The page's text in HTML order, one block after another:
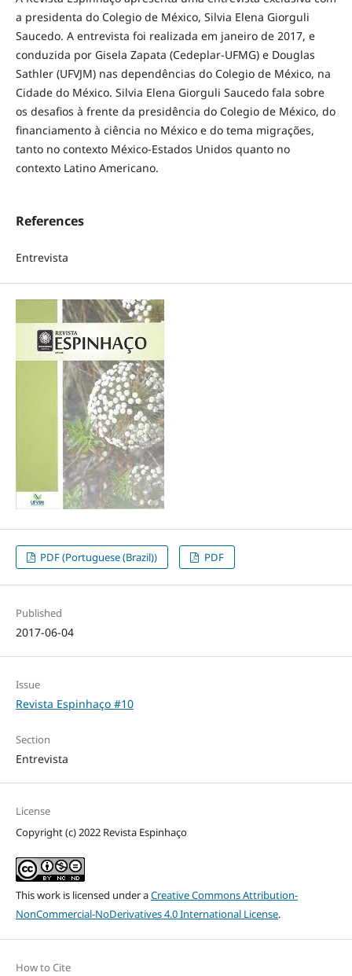
a presidenta do Colegio de México, Silvia Elena Giorguli
Saucedo. A entrevista foi realizada em janeiro de 2017, e
conduzida por Gisela Zapata (Cedeplar-UFMG) e Douglas
Sathler (UFVJM) nas dependências do Colegio de México, na
Cidade do México. Silvia Elena Giorguli Saucedo fala sobre
os desafios à frente da presidência do Colegio de México, do
financiamento à ciência no México e do tema migrações,
tanto no contexto México-Estados Unidos quanto no
contexto Latino Americano.
References
Entrevista
PDF (Portuguese (Brazil)) PDF
Published
2017-06-04
Issue
Revista Espinhaço #10
Section
Entrevista
License
Copyright (c) 2022 Revista Espinhaço
This work is licensed under aCreative Commons Attribution-
NonCommercial-NoDerivatives 4.0 International License.
How to Cite